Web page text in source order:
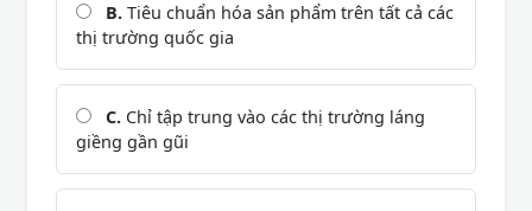
B. Tiêu chuẩn hóa sản phẩm trên tất cả các
thị trường quốc gia
C. Chỉ tập trung vào các thị trường láng
giềng gần gũi